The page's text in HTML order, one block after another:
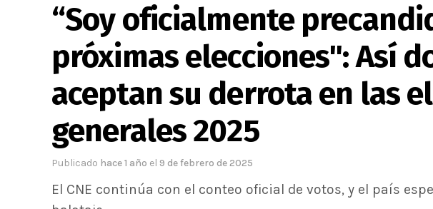
“Soy oficialmente
próximas elecciones": Así
aceptan su derrota en las
generales 2025
Publicado hace 1 año el 9 de febrero de 2025
El CNE continúa con el conteo oficial de votos, y el país